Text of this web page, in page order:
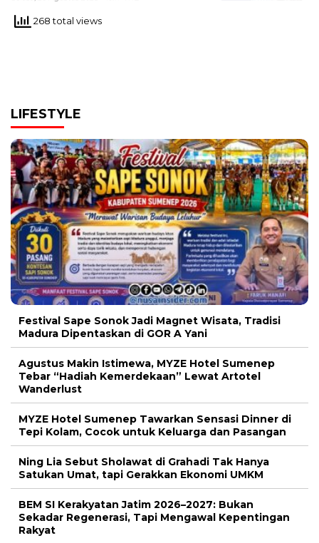
268 total views
LIFESTYLE
Festival Sape Sonok Jadi Magnet Wisata, Tradisi
Madura Dipentaskan di GOR A Yani
Agustus Makin Istimewa, MYZE Hotel Sumenep
Tebar “Hadiah Kemerdekaan” Lewat Artotel
Wanderlust
MYZE Hotel Sumenep Tawarkan Sensasi Dinner di
Tepi Kolam, Cocok untuk Keluarga dan Pasangan
Ning Lia Sebut Sholawat di Grahadi Tak Hanya
Satukan Umat, tapi Gerakkan Ekonomi UMKM
BEM SI Kerakyatan Jatim 2026–2027: Bukan
Sekadar Regenerasi, Tapi Mengawal Kepentingan
Rakyat